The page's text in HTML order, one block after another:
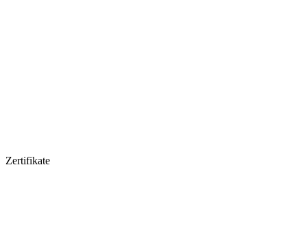
Zertifikate